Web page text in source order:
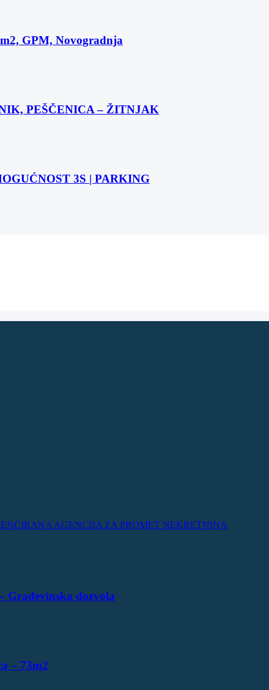
GPM, Novogradnja
PEŠČENICA – ŽITNJAK
3S | PARKING
AGENCIJA ZA PROMET NEKRETNINA
Građevinska dozvola
– 73m2